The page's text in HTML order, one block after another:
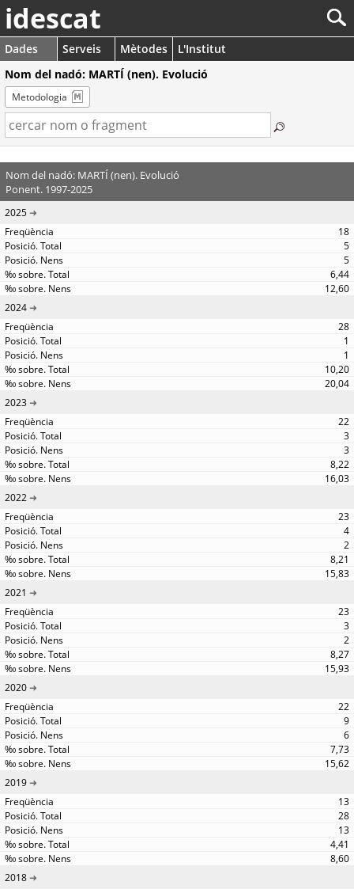
idescat
Dades Serveis Mètodes
L'Institut
Nom del nadó: MARTÍ (nen). Evolució
Metodologia
Nom del nadó: MARTÍ (nen). Evolució
Ponent. 1997-2025
2025
18
5
5
6,44
12,60
2024
28
1
1
10,20
20,04
2023
22
3
3
8,22
16,03
2022
23
4
2
8,21
15,83
2021
23
3
2
8,27
15,93
2020
22
9
6
7,73
15,62
2019
13
28
13
4,41
8,60
2018